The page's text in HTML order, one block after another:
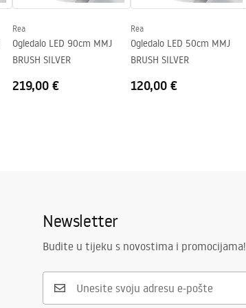
12W
24 mjeseca
Rea
Ogledalo LED 90cm MMJ
BRUSH SILVER
219,00 €
Rea
Ogledalo LED 50cm MMJ
BRUSH SILVER
120,00 €
Newsletter
Budite u tijeku s novostima i promocijama!